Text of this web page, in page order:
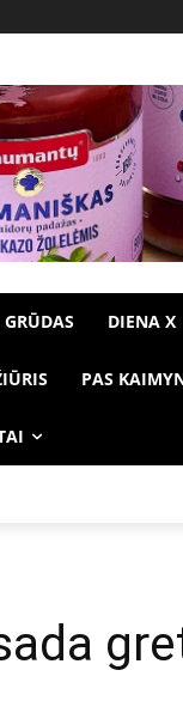
GRŪDAS DIENA X
PAS